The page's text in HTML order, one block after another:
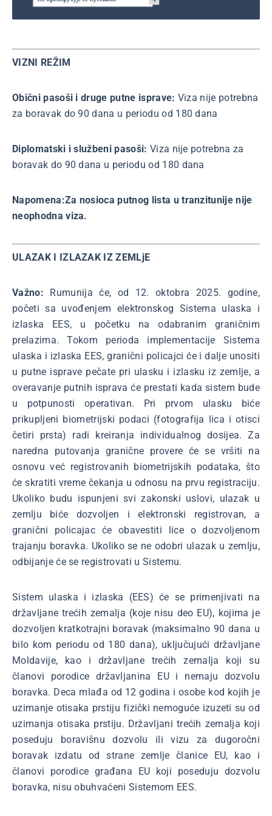
VIZNI REŽIM
Obični pasoši i druge putne isprave: Viza nije potrebna
za boravak do 90 dana u periodu od 180 dana
Diplomatski i službeni pasoši: Viza nije potrebna za
boravak do 90 dana u periodu od 180 dana
Napomena:Za nosioca putnog lista u tranzitunije nije
neophodna viza.
ULAZAK I IZLAZAK IZ ZEMLjE
Važno: Rumunija će, od 12. oktobra 2025. godine,
početi sa uvođenjem elektronskog Sistema ulaska i
izlaska EES, u početku na odabranim graničnim
prelazima. Tokom perioda implementacije Sistema
ulaska i izlaska EES, granični policajci će i dalje unositi
u putne isprave pečate pri ulasku i izlasku iz zemlje, a
overavanje putnih isprava će prestati kada sistem bude
u potpunosti operativan. Pri prvom ulasku biće
prikupljeni biometrijski podaci (fotografija lica i otisci
četiri prsta) radi kreiranja individualnog dosijea. Za
naredna putovanja granične provere će se vršiti na
osnovu već registrovanih biometrijskih podataka, što
će skratiti vreme čekanja u odnosu na prvu registraciju.
Ukoliko budu ispunjeni svi zakonski uslovi, ulazak u
zemlju biće dozvoljen i elektronski registrovan, a
granični policajac će obavestiti lice o dozvoljenom
trajanju boravka. Ukoliko se ne odobri ulazak u zemlju,
odbijanje će se registrovati u Sistemu.
Sistem ulaska i izlaska (EES) će se primenjivati na
državljane trećih zemalja (koje nisu deo EU), kojima je
dozvoljen kratkotrajni boravak (maksimalno 90 dana u
bilo kom periodu od 180 dana), uključujući državljane
Moldavije, kao i državljane trećih zemalja koji su
članovi porodice državljanina EU i nemaju dozvolu
boravka. Deca mlađa od 12 godina i osobe kod kojih je
uzimanje otisaka prstiju fizički nemoguće izuzeti su od
uzimanja otisaka prstiju. Državljani trećih zemalja koji
poseduju boravišnu dozvolu ili vizu za dugoročni
boravak izdatu od strane zemlje članice EU, kao i
članovi porodice građana EU koji poseduju dozvolu
boravka, nisu obuhvaćeni Sistemom EES.